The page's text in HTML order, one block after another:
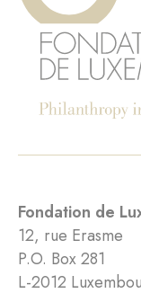
Fondation de
12, rue Erasme
P.O. Box 281
L-2012